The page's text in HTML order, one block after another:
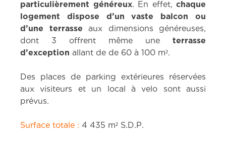
particulièrement généreux. En effet, chaque
logement dispose d’un vaste balcon ou
d’une terrasse aux dimensions généreuses,
dont 3 offrent même une terrasse
d’exception allant de de 60 à 100 m².
Des places de parking extérieures réservées
aux visiteurs et un local à velo sont aussi
prévus.
Surface totale : 4 435 m² S.D.P.